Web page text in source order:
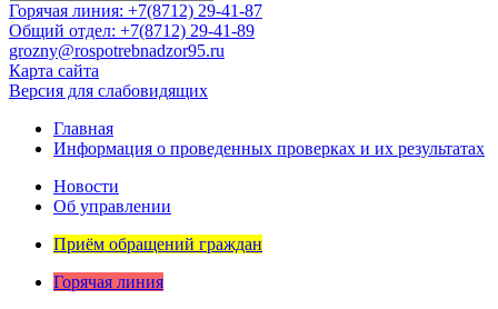
Горячая линия: +7(8712) 29-41-87
Общий отдел: +7(8712) 29-41-89
grozny@rospotrebnadzor95.ru
Карта сайта
Версия для слабовидящих
Главная
Информация о проведенных проверках и их результатах
Новости
Об управлении
Приём обращений граждан
Горячая линия